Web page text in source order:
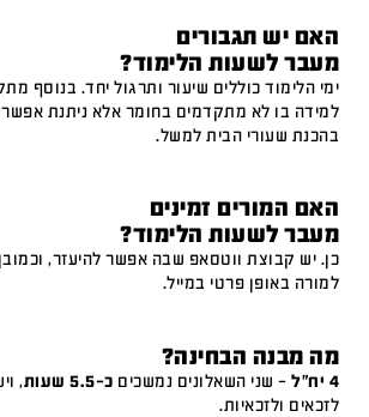
האם יש תגבורים
מעבר לשעות הלימוד?
ימי הלימוד כוללים שיעור ותרגול יחד. בנוסף
למידה בו לא מתקדמים בחומר אלא ניתנת
בהכנת שעורי הבית למשל.
האם המורים זמינים
מעבר לשעות הלימוד?
כן. יש קבוצת ווטסאפ שבה אפשר להיעזר,
למורה באופן פרטי במייל.
מה מבנה הבחינה?
4 יח"ל – שני השאלונים נמשכים כ-5.5 שעות
,
לזכאים ולזכאיות.